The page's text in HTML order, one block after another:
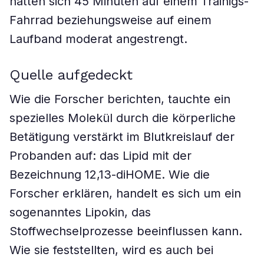
Fahrrad beziehungsweise auf einem
Laufband moderat angestrengt.
Quelle aufgedeckt
Wie die Forscher berichten, tauchte ein
spezielles Molekül durch die körperliche
Betätigung verstärkt im Blutkreislauf der
Probanden auf: das Lipid mit der
Bezeichnung 12,13-diHOME. Wie die
Forscher erklären, handelt es sich um ein
sogenanntes Lipokin, das
Stoffwechselprozesse beeinflussen kann.
Wie sie feststellten, wird es auch bei